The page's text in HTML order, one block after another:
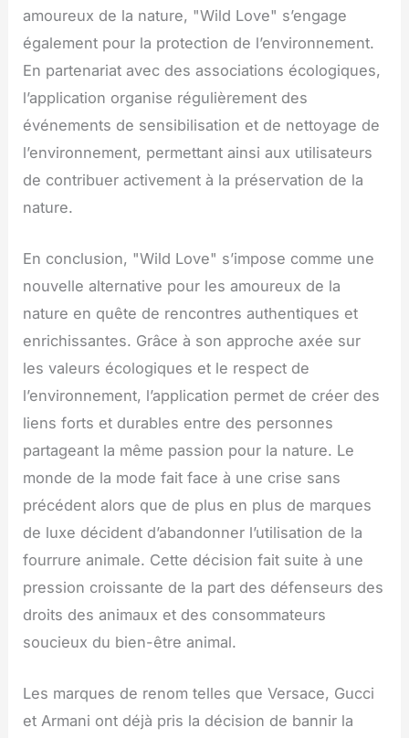
amoureux de la nature, "Wild Love" s’engage
également pour la protection de l’environnement.
En partenariat avec des associations écologiques,
l’application organise régulièrement des
événements de sensibilisation et de nettoyage de
l’environnement, permettant ainsi aux utilisateurs
de contribuer activement à la préservation de la
nature.
En conclusion, "Wild Love" s’impose comme une
nouvelle alternative pour les amoureux de la
nature en quête de rencontres authentiques et
enrichissantes. Grâce à son approche axée sur
les valeurs écologiques et le respect de
l’environnement, l’application permet de créer des
liens forts et durables entre des personnes
partageant la même passion pour la nature. Le
monde de la mode fait face à une crise sans
précédent alors que de plus en plus de marques
de luxe décident d’abandonner l’utilisation de la
fourrure animale. Cette décision fait suite à une
pression croissante de la part des défenseurs des
droits des animaux et des consommateurs
soucieux du bien-être animal.
Les marques de renom telles que Versace, Gucci
et Armani ont déjà pris la décision de bannir la